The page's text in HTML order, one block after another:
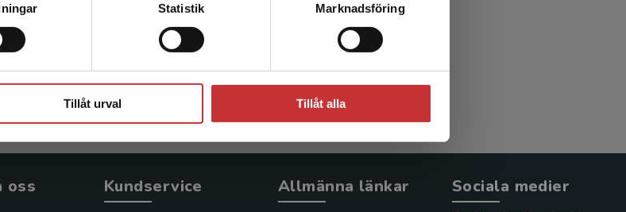
Statistik Marknadsföring
Tillåt urval Tillåt alla
moms: 275 kr
oss Kundservice Allmänna länkar Sociala medier